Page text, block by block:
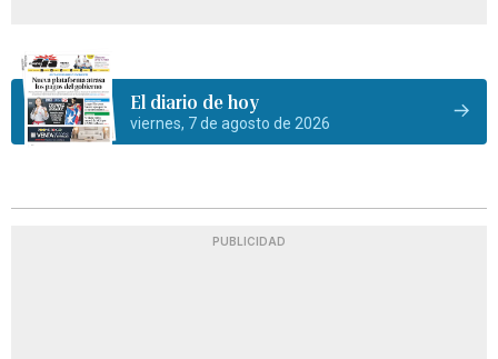
El diario de hoy
viernes, 7 de agosto de 2026
PUBLICIDAD